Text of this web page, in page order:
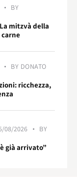
BY
mitzvà della
carne
BY DONATO
ricchezza,
08/2026
BY
già arrivato”